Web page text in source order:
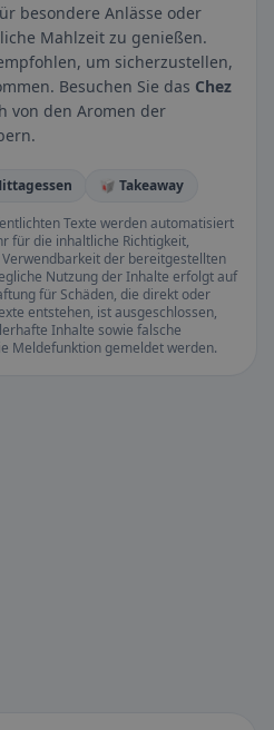
besondere Anlässe oder
Mahlzeit zu genießen.
um sicherzustellen,
Besuchen Sie das Chez
von den Aromen der
🥡 Takeaway
Texte werden automatisiert
für die inhaltliche Richtigkeit,
der bereitgestellten
Nutzung der Inhalte erfolgt auf
für Schäden, die direkt oder
entstehen, ist ausgeschlossen,
Inhalte sowie falsche
Meldefunktion gemeldet werden.